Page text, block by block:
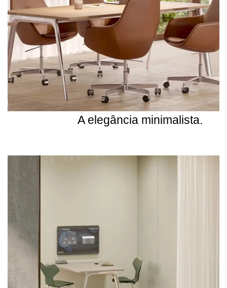
A elegância minimalista.